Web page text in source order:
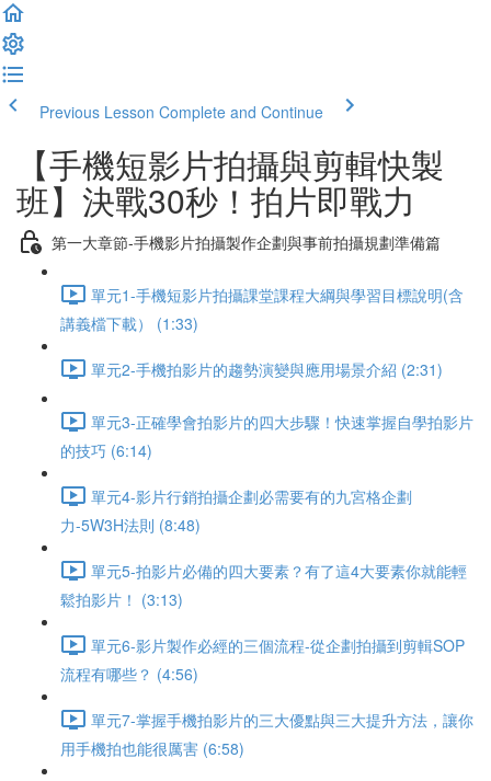
Previous Lesson Complete and Continue
【手機短影片拍攝與剪輯快製
班】決戰30秒！拍片即戰力
第一大章節-手機影片拍攝製作企劃與事前拍攝規劃準備篇
單元1-手機短影片拍攝課堂課程大綱與學習目標說明(含
講義檔下載） (1:33)
單元2-手機拍影片的趨勢演變與應用場景介紹 (2:31)
單元3-正確學會拍影片的四大步驟！快速掌握自學拍影片
的技巧 (6:14)
單元4-影片行銷拍攝企劃必需要有的九宮格企劃
力-5W3H法則 (8:48)
單元5-拍影片必備的四大要素？有了這4大要素你就能輕
鬆拍影片！ (3:13)
單元6-影片製作必經的三個流程-從企劃拍攝到剪輯SOP
流程有哪些？ (4:56)
單元7-掌握手機拍影片的三大優點與三大提升方法，讓你
用手機拍也能很厲害 (6:58)